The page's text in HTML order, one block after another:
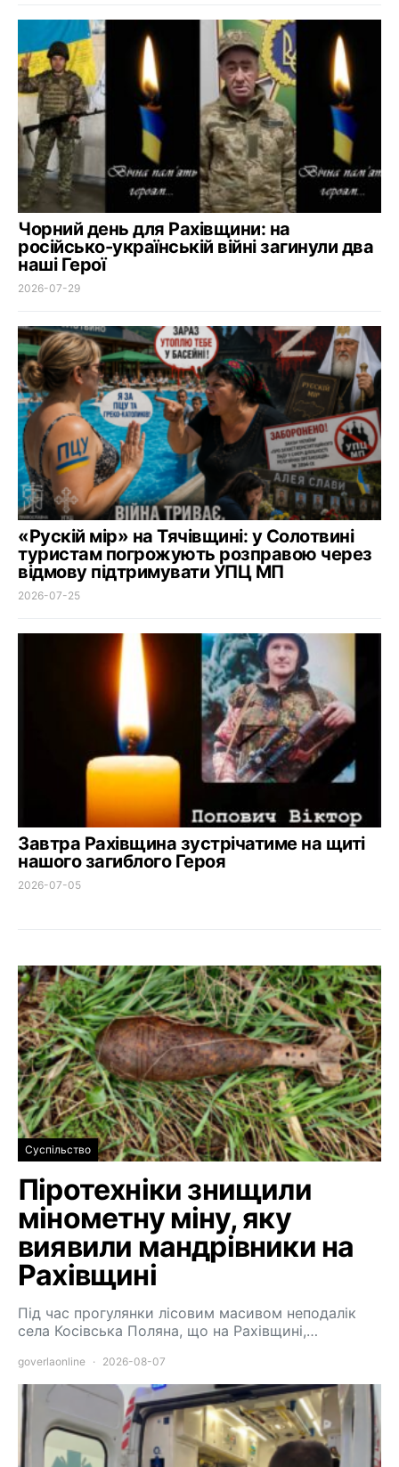
Чорний день для Рахівщини: на
російсько-українській війні загинули два
наші Герої
2026-07-29
«Рускій мір» на Тячівщині: у Солотвині
туристам погрожують розправою через
відмову підтримувати УПЦ МП
2026-07-25
Завтра Рахівщина зустрічатиме на щиті
нашого загиблого Героя
2026-07-05
Суспільство
Піротехніки знищили
мінометну міну, яку
виявили мандрівники на
Рахівщині
Під час прогулянки лісовим масивом неподалік
села Косівська Поляна, що на Рахівщині,…
goverlaonline 2026-08-07